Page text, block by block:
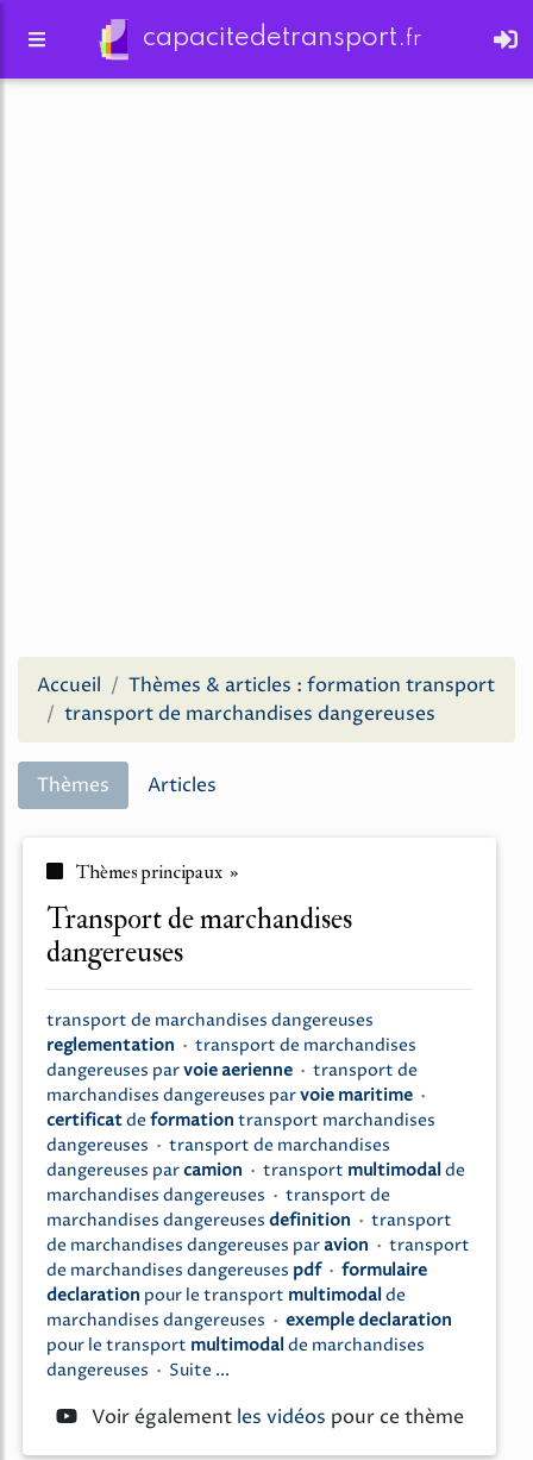
capacitedetransport.fr
Accueil
Thèmes & articles : formation transport
transport de marchandises dangereuses
Thèmes Articles
Thèmes principaux »
transport de marchandises
dangereuses
transport de marchandises dangereuses
reglementation • transport de marchandises
dangereuses parvoie aerienne • transport de
marchandises dangereuses parvoie maritime •
certificatde formation transport marchandises
dangereuses • transport de marchandises
dangereuses parcamion • transport multimodalde
marchandises dangereuses • transport de
marchandises dangereuses definition • transport
de marchandises dangereuses paravion • transport
de marchandises dangereuses pdf • formulaire
declaration pour le transport multimodalde
marchandises dangereuses • exemple declaration
pour le transport multimodalde marchandises
dangereuses • Suite ...
Voir également les vidéos pour ce thème